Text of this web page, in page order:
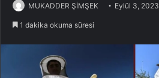
MUKADDER ŞİMŞEK Eylül 3, 2023
1 dakika okuma süresi